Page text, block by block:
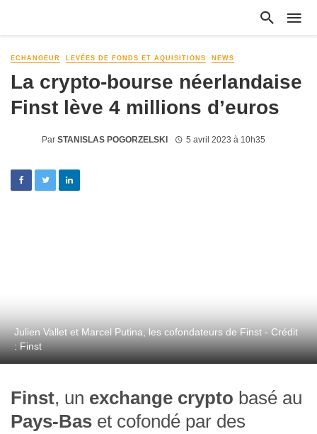
ECHANGEUR LEVÉES DE FONDS ET AQUISITIONS NEWS
La crypto-bourse néerlandaise
Finst lève 4 millions d’euros
Par STANISLAS POGORZELSKI 5 avril 2023 à 10h35
Julien Vallet et Marcel Putina, les cofondateurs de Finst - Crédit
: Finst
Finst, un exchange crypto basé au
Pays-Bas et cofondé par des